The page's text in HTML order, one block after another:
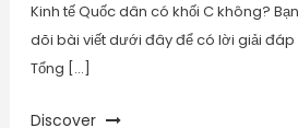
Kinh tế Quốc dân có khối C không?
dõi bài viết dưới đây để có lời giải
Tổng […]
Discover